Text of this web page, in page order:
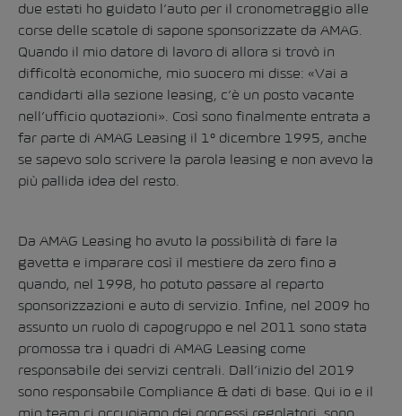
due estati ho guidato l’auto per il cronometraggio alle
corse delle scatole di sapone sponsorizzate da AMAG.
Quando il mio datore di lavoro di allora si trovò in
difficoltà economiche, mio suocero mi disse: «Vai a
candidarti alla sezione leasing, c’è un posto vacante
nell’ufficio quotazioni». Così sono finalmente entrata a
far parte di AMAG Leasing il 1° dicembre 1995, anche
se sapevo solo scrivere la parola leasing e non avevo la
più pallida idea del resto.
Da AMAG Leasing ho avuto la possibilità di fare la
gavetta e imparare così il mestiere da zero fino a
quando, nel 1998, ho potuto passare al reparto
sponsorizzazioni e auto di servizio. Infine, nel 2009 ho
assunto un ruolo di capogruppo e nel 2011 sono stata
promossa tra i quadri di AMAG Leasing come
responsabile dei servizi centrali. Dall’inizio del 2019
sono responsabile Compliance & dati di base. Qui io e il
mio team ci occupiamo dei processi regolatori, sono